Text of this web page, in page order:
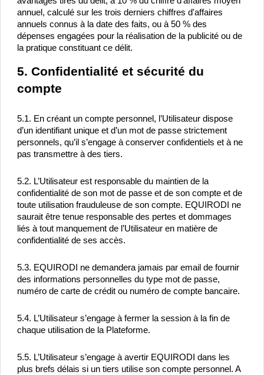
annuel, calculé sur les trois derniers chiffres d'affaires
annuels connus à la date des faits, ou à 50 % des
dépenses engagées pour la réalisation de la publicité ou de
la pratique constituant ce délit.
5. Confidentialité et sécurité du
compte
5.1. En créant un compte personnel, l’Utilisateur dispose
d’un identifiant unique et d’un mot de passe strictement
personnels, qu’il s’engage à conserver confidentiels et à ne
pas transmettre à des tiers.
5.2. L’Utilisateur est responsable du maintien de la
confidentialité de son mot de passe et de son compte et de
toute utilisation frauduleuse de son compte. EQUIRODI ne
saurait être tenue responsable des pertes et dommages
liés à tout manquement de l’Utilisateur en matière de
confidentialité de ses accès.
5.3. EQUIRODI ne demandera jamais par email de fournir
des informations personnelles du type mot de passe,
numéro de carte de crédit ou numéro de compte bancaire.
5.4. L’Utilisateur s’engage à fermer la session à la fin de
chaque utilisation de la Plateforme.
5.5. L’Utilisateur s’engage à avertir EQUIRODI dans les
plus brefs délais si un tiers utilise son compte personnel. A